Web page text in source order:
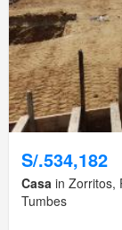
S/.534,182
Casa in Zorritos,
Tumbes